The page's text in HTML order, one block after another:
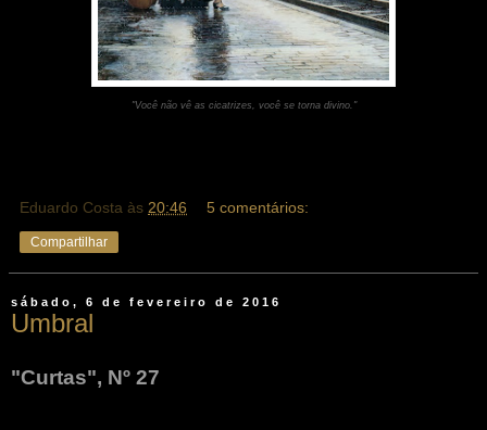
"Você não vê as cicatrizes, você se torna divino."
Eduardo Costa às 20:46 5 comentários:
Compartilhar
sábado, 6 de fevereiro de 2016
Umbral
"Curtas", Nº 27